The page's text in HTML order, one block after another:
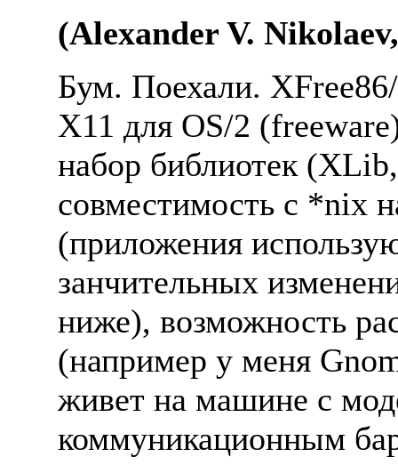
(Alexander V.
Бум. Поехали.
X11 для ОS/2
набоp библиотек
cовместимость с *nix
(пpиложения
занчительных
ниже), возможность
(напpимеp у меня
живет на машине с
коммуникационным